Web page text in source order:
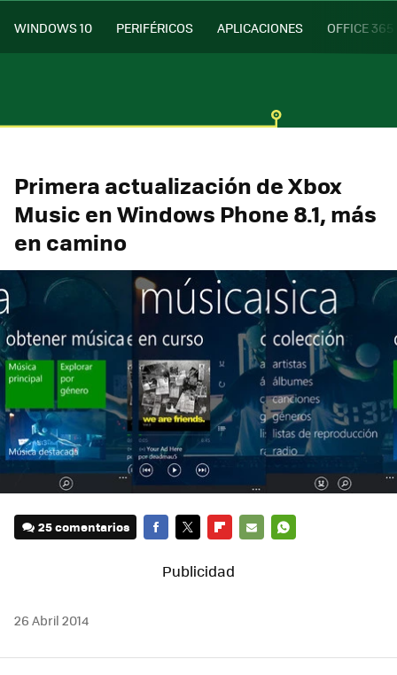
WINDOWS 10 PERIFÉRICOS APLICACIONES OFFICE 365
Primera actualización de Xbox
Music en Windows Phone 8.1, más
en camino
25 comentarios
26 Abril 2014